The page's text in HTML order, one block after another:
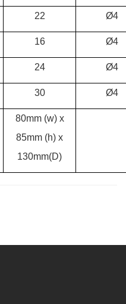
22 Ø4
16 Ø4
24 Ø4
30 Ø4
80mm (w) x
85mm (h) x
130mm(D)